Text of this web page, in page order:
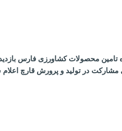
تامین محصولات کشاورزی فارس
مشارکت در تولید و پرورش قارچ